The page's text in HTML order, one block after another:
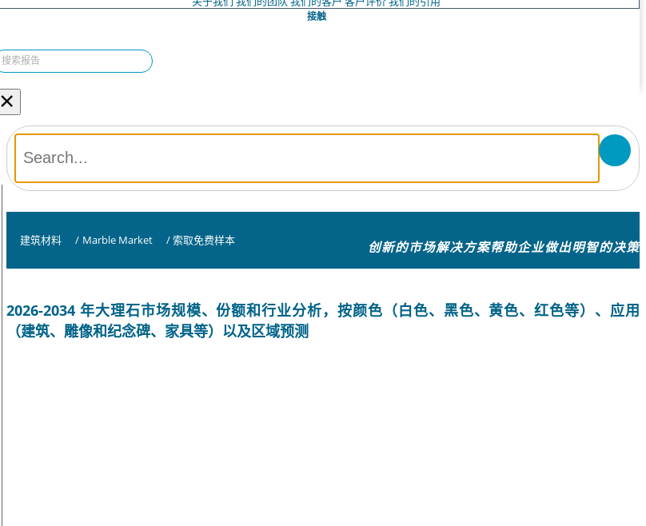
接触
×
建筑材料 / Marble Market / 索取免费样本 创新的市场解决方案帮助企业做出明智的决策
2026-2034 年大理石市场规模、份额和行业分析，按颜色（白色、黑色、黄色、红色等）、应用
（建筑、雕像和纪念碑、家具等）以及区域预测